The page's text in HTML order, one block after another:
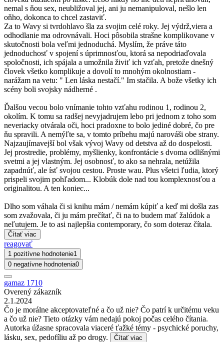
nemal s ňou sex, neubližoval jej, ani ju nemanipuloval, nešlo len
oňho, dokonca to chcel zastaviť.
Za to Wavy si tvrdohlavo šla za svojim celé roky. Jej výdrž,viera a
odhodlanie ma odrovnávali. Hoci pôsobila strašne komplikovane v
skutočnosti bola veľmi jednoduchá. Myslím, že práve táto
jednoduchosť v spojení s úprimnosťou, ktorá sa nepodriaďovala
spoločnosti, ich spájala a umožnila živiť ich vzťah, pretože dnešný
človek všetko komplikuje a dovolí to mnohým okolnostiam -
narážam na vetu: " Len láska nestačí." Im stačila. A bože všetky ich
scény boli svojsky nádherné .
Ďalšou vecou bolo vnímanie tohto vzťahu rodinou 1, rodinou 2,
okolím. K tomu sa radšej nevyjadrujem lebo pri jednom z toho som
neveriacky otvárala oči, hoci pradoxne to bolo jediné dobré, čo pre
ňu spravili. A nemýľte sa, v tomto príbehu majú narováši obe strany.
Najzaujímavejší bol však vývoj Wavy od detstva až do dospelosti.
Jej prostredie, problémy, myšlienky, konfrontácie s dvoma odlišnými
svetmi a jej vlastným. Jej osobnosť, to ako sa nehrala, netúžila
zapadnúť, ale ísť svojou cestou. Proste wau. Plus všetci ľudia, ktorý
prispeli svojim pohľadom... Klobúk dole nad tou komplexnosťou a
originalitou. A ten koniec...
Dlho som váhala či si knihu mám / nemám kúpiť a keď mi došla zas
som zvažovala, či ju mám prečítať, či na to budem mať žalúdok a
neľutujem. Je to asi najlepšia contemporary, čo som doteraz čítala.
Čítať viac
reagovať
1 pozitívne hodnotenie1
0 negatívne hodnotenia0
gamaz 1710
Overený zákazník
2.1.2024
Čo je morálne akceptovateľné a čo už nie? Čo patrí k určitému veku
a čo už nie? Tieto otázky vám nedajú pokoj počas celého čítania.
Autorka úžasne spracovala viaceré ťažké témy - psychické poruchy,
lásku, sex, pedofíliu až po drogy.
Čítať viac